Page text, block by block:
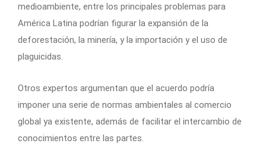
medioambiente, entre los principales problemas para
América Latina podrían figurar la expansión de la
deforestación, la minería, y la importación y el uso de
plaguicidas.
Otros expertos argumentan que el acuerdo podría
imponer una serie de normas ambientales al comercio
global ya existente, además de facilitar el intercambio de
conocimientos entre las partes.